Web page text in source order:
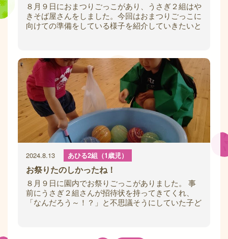
８月９日におまつりごっこがあり、うさぎ２組はや
きそば屋さんをしました。今回はおまつりごっこに
向けての準備をしている様子を紹介していきたいと
2024.8.13 あひる2組（1歳児）
お祭りたのしかったね！
８月９日に園内でお祭りごっこがありました。 事
前にうさぎ２組さんが招待状を持ってきてくれ、
「なんだろう～！？」と不思議そうにしていた子ど